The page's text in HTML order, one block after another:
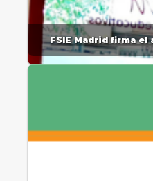
FSIE Madrid firma